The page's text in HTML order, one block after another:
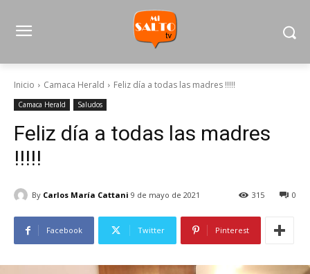
Inicio Camaca Herald Feliz día a todas las madres !!!!!
Camaca Herald Saludos
Feliz día a todas las madres
!!!!!
By Carlos María Cattani 9 de mayo de 2021 0
315
Facebook Twitter Pinterest